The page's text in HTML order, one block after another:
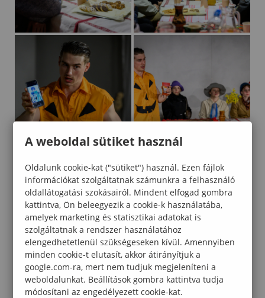
A weboldal sütiket használ
Oldalunk cookie-kat ("sütiket") használ. Ezen fájlok
információkat szolgáltatnak számunkra a felhasználó
oldallátogatási szokásairól. Mindent elfogad gombra
kattintva, Ön beleegyezik a cookie-k használatába,
amelyek marketing és statisztikai adatokat is
szolgáltatnak a rendszer használatához
elengedhetetlenül szükségeseken kívül. Amennyiben
minden cookie-t elutasít, akkor átirányítjuk a
google.com-ra, mert nem tudjuk megjeleníteni a
weboldalunkat. Beállítások gombra kattintva tudja
módosítani az engedélyezett cookie-kat.